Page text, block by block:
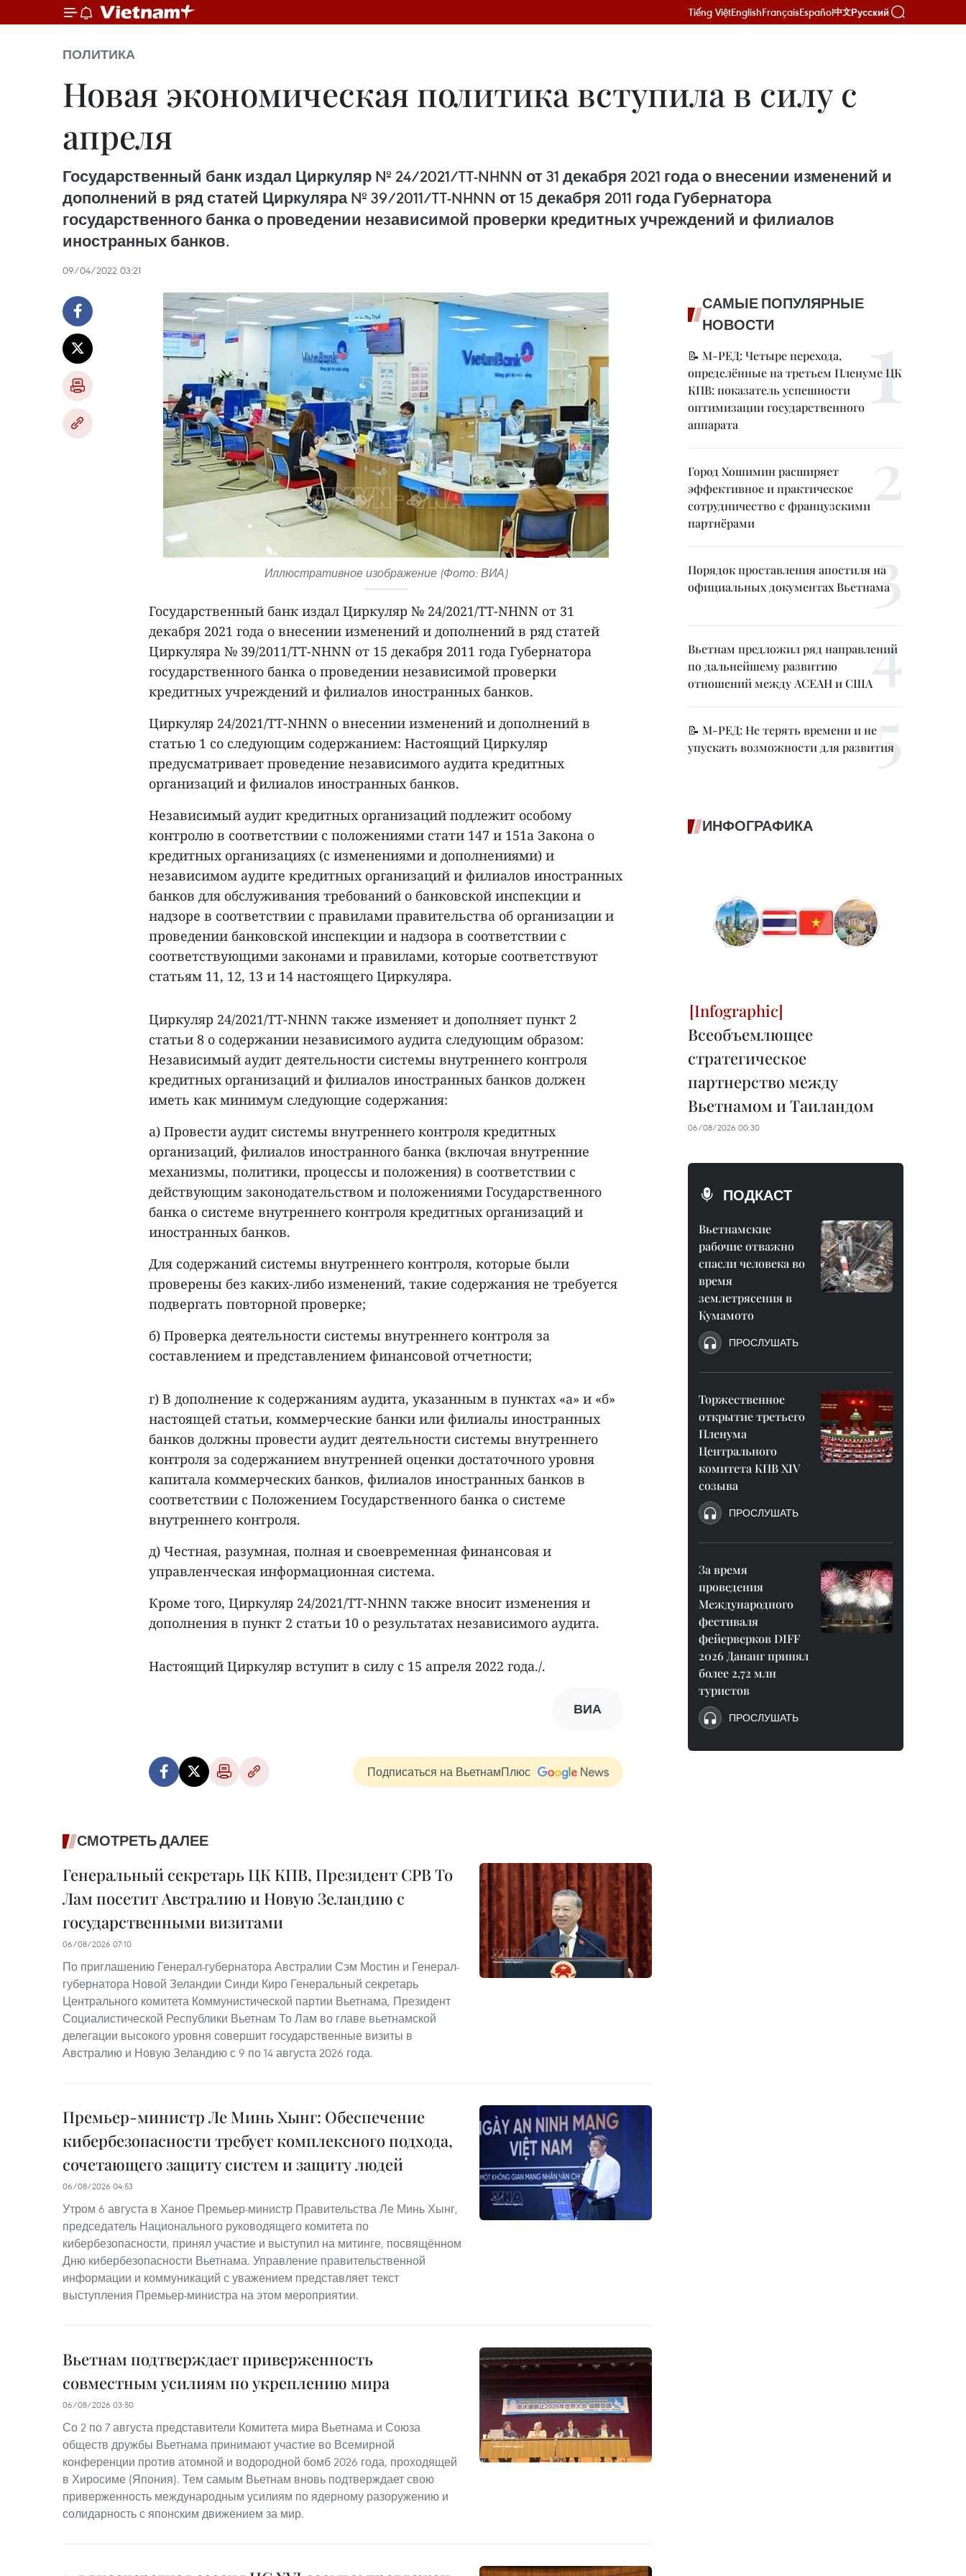
Tiếng ViệtEnglishFrançaisEspañol中文Русский
ПОЛИТИКА
Новая экономическая политика вступила в силу с
апреля
Государственный банк издал Циркуляр № 24/2021/TT-NHNN от 31 декабря 2021 года о внесении изменений и
дополнений в ряд статей Циркуляра № 39/2011/TT-NHNN от 15 декабря 2011 года Губернатора
государственного банка о проведении независимой проверки кредитных учреждений и филиалов
иностранных банков.
09/04/2022 03:21
Иллюстративное изображение (Фото: ВИА)
Государственный банк издал Циркуляр № 24/2021/TT-NHNN от 31
декабря 2021 года о внесении изменений и дополнений в ряд статей
Циркуляра № 39/2011/TT-NHNN от 15 декабря 2011 года Губернатора
государственного банка о проведении независимой проверки
кредитных учреждений и филиалов иностранных банков.
Циркуляр 24/2021/TT-NHNN о внесении изменений и дополнений в
статью 1 со следующим содержанием: Настоящий Циркуляр
предусматривает проведение независимого аудита кредитных
организаций и филиалов иностранных банков.
Независимый аудит кредитных организаций подлежит особому
контролю в соответствии с положениями стати 147 и 151а Закона о
кредитных организациях (с изменениями и дополнениями) и
независимом аудите кредитных организаций и филиалов иностранных
банков для обслуживания требований о банковской инспекции и
надзоре в соответствии с правилами правительства об организации и
проведении банковской инспекции и надзора в соответствии с
соответствующими законами и правилами, которые соответствуют
статьям 11, 12, 13 и 14 настоящего Циркуляра.
Циркуляр 24/2021/TT-NHNN также изменяет и дополняет пункт 2
статьи 8 о содержании независимого аудита следующим образом:
Независимый аудит деятельности системы внутреннего контроля
кредитных организаций и филиалов иностранных банков должен
иметь как минимум следующие содержания:
а) Провести аудит системы внутреннего контроля кредитных
организаций, филиалов иностранного банка (включая внутренние
механизмы, политики, процессы и положения) в соответствии с
действующим законодательством и положениями Государственного
банка о системе внутреннего контроля кредитных организаций и
иностранных банков.
Для содержаний системы внутреннего контроля, которые были
проверены без каких-либо изменений, такие содержания не требуется
подвергать повторной проверке;
б) Проверка деятельности системы внутреннего контроля за
составлением и представлением финансовой отчетности;
г) В дополнение к содержаниям аудита, указанным в пунктах «а» и «б»
настоящей статьи, коммерческие банки или филиалы иностранных
банков должны провести аудит деятельности системы внутреннего
контроля за содержанием внутренней оценки достаточного уровня
капитала коммерческих банков, филиалов иностранных банков в
соответствии с Положением Государственного банка о системе
внутреннего контроля.
д) Честная, разумная, полная и своевременная финансовая и
управленческая информационная система.
Кроме того, Циркуляр 24/2021/TT-NHNN также вносит изменения и
дополнения в пункт 2 статьи 10 о результатах независимого аудита.
Настоящий Циркуляр вступит в силу с 15 апреля 2022 года./.
ВИА
Подписаться на ВьетнамПлюс
СМОТРЕТЬ ДАЛЕЕ
Генеральный секретарь ЦК КПВ, Президент СРВ То
Лам посетит Австралию и Новую Зеландию с
государственными визитами
06/08/2026 07:10
По приглашению Генерал-губернатора Австралии Сэм Мостин и Генерал-
губернатора Новой Зеландии Синди Киро Генеральный секретарь
Центрального комитета Коммунистической партии Вьетнама, Президент
Социалистической Республики Вьетнам То Лам во главе вьетнамской
делегации высокого уровня совершит государственные визиты в
Австралию и Новую Зеландию с 9 по 14 августа 2026 года.
Премьер-министр Ле Минь Хынг: Обеспечение
кибербезопасности требует комплексного подхода,
сочетающего защиту систем и защиту людей
06/08/2026 04:53
Утром 6 августа в Ханое Премьер-министр Правительства Ле Минь Хынг,
председатель Национального руководящего комитета по
кибербезопасности, принял участие и выступил на митинге, посвящённом
Дню кибербезопасности Вьетнама. Управление правительственной
информации и коммуникаций с уважением представляет текст
выступления Премьер-министра на этом мероприятии.
Вьетнам подтверждает приверженность
совместным усилиям по укреплению мира
06/08/2026 03:50
Со 2 по 7 августа представители Комитета мира Вьетнама и Союза
обществ дружбы Вьетнама принимают участие во Всемирной
конференции против атомной и водородной бомб 2026 года, проходящей
в Хиросиме (Япония). Тем самым Вьетнам вновь подтверждает свою
приверженность международным усилиям по ядерному разоружению и
солидарность с японским движением за мир.
САМЫЕ ПОПУЛЯРНЫЕ
НОВОСТИ
📝 М-РЕД: Четыре перехода,
определённые на третьем Пленуме ЦК
КПВ: показатель успешности
оптимизации государственного
аппарата
Город Хошимин расширяет
эффективное и практическое
сотрудничество с французскими
партнёрами
Порядок проставления апостиля на
официальных документах Вьетнама
Вьетнам предложил ряд направлений
по дальнейшему развитию
отношений между АСЕАН и США
📝 М-РЕД: Не терять времени и не
упускать возможности для развития
ИНФОГРАФИКА
Всеобъемлющее
стратегическое
партнерство между
Вьетнамом и Таиландом
06/08/2026 00:30
ПОДКАСТ
Вьетнамские
рабочие отважно
спасли человека во
время
землетрясения в
Кумамото
ПРОСЛУШАТЬ
Торжественное
открытие третьего
Пленума
Центрального
комитета КПВ XIV
созыва
ПРОСЛУШАТЬ
За время
проведения
Международного
фестиваля
фейерверков DIFF
2026 Дананг принял
более 2,72 млн
туристов
ПРОСЛУШАТЬ